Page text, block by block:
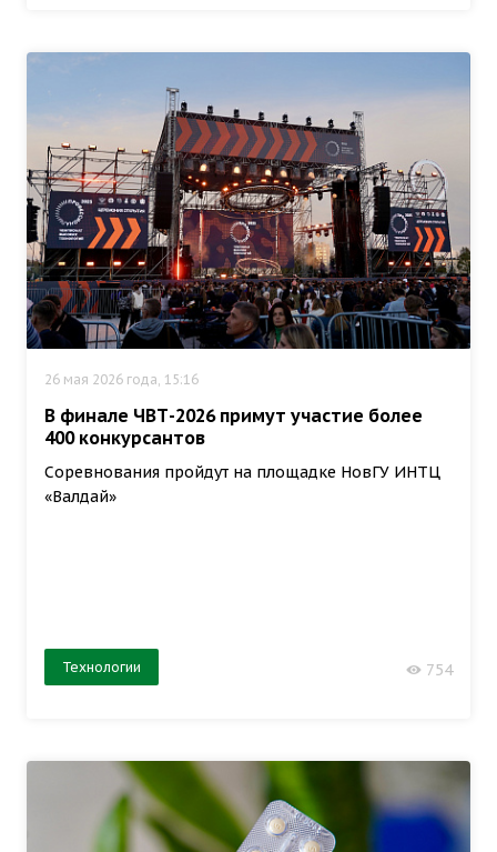
26 мая 2026 года, 15:16
В финале ЧВТ-2026 примут участие более
400 конкурсантов
Соревнования пройдут на площадке НовГУ ИНТЦ
«Валдай»
Технологии 754